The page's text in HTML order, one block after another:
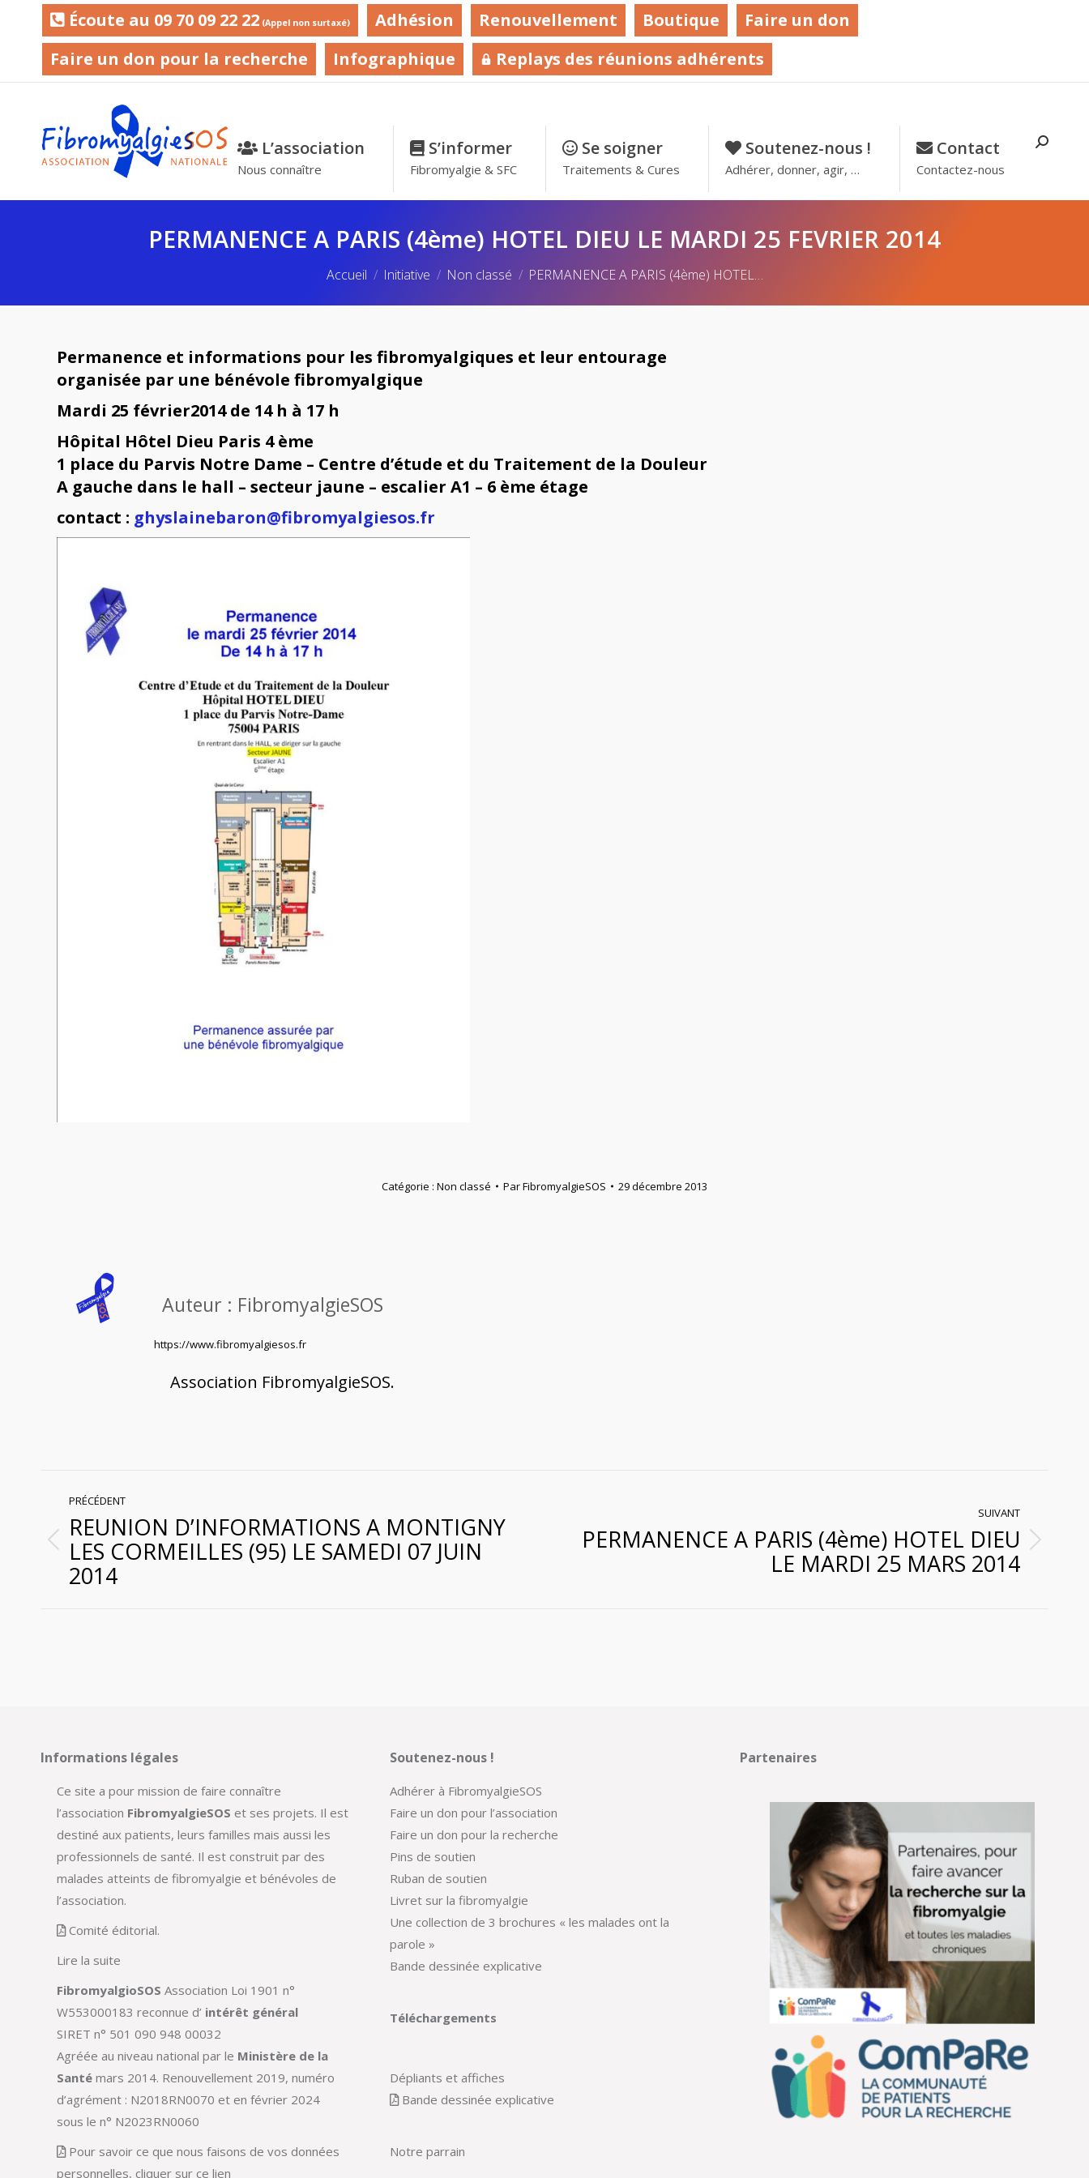
Écoute au 09 70 09 22 22 (Appel non surtaxé) Adhésion Renouvellement Boutique
Faire un don
Faire un don pour la recherche
Infographique Replays des réunions adhérents
L’association
Nous connaître
S’informer–
Fibromyalgie & SFC
Se soigner–
Traitements & Cures
Soutenez-nous !
Adhérer, donner, agir, …
Contact
Contactez-nous
PERMANENCE A PARIS (4ème) HOTEL DIEU LE MARDI 25 FEVRIER 2014
Vous êtes ici :
Accueil Initiative Non classé PERMANENCE A PARIS (4ème) HOTEL…
Permanence et informations pour les fibromyalgiques et leur entourage
organisée par une bénévole fibromyalgique
Mardi 25 février2014 de 14 h à 17 h
Hôpital Hôtel Dieu Paris 4 ème
1 place du Parvis Notre Dame – Centre d’étude et du Traitement de la Douleur
A gauche dans le hall – secteur jaune – escalier A1 – 6 ème étage
contact : ghyslainebaron@fibromyalgiesos.fr
Catégorie : Non classé ParFibromyalgieSOS 29 décembre 2013
Auteur : FibromyalgieSOS
https://www.fibromyalgiesos.fr
Association FibromyalgieSOS.
Navigation
article
PRÉCÉDENT
Article
précédent
REUNION D’INFORMATIONS A MONTIGNY
LES CORMEILLES (95) LE SAMEDI 07 JUIN
2014
SUIVANT
Article
PERMANENCE A PARIS (4ème) HOTEL DIEU
LE MARDI 25 MARS 2014
Informations légales
Ce site a pour mission de faire connaître
l’association FibromyalgieSOS et ses projets. Il est
destiné aux patients, leurs familles mais aussi les
professionnels de santé. Il est construit par des
malades atteints de fibromyalgie et bénévoles de
l’association.
Comité éditorial.
Lire la suite
FibromyalgioSOS Association Loi 1901 n°
W553000183 reconnue d’ intérêt général
SIRET n° 501 090 948 00032
Agréée au niveau national par le Ministère de la
Santé mars 2014. Renouvellement 2019, numéro
d’agrément : N2018RN0070 et en février 2024
sous le n° N2023RN0060
Pour savoir ce que nous faisons de vos données
personnelles, cliquer sur ce lien
Soutenez-nous !
Adhérer à FibromyalgieSOS
Faire un don pour l’association
Faire un don pour la recherche
Pins de soutien
Ruban de soutien
Livret sur la fibromyalgie
Une collection de 3 brochures « les malades ont la
parole »
Bande dessinée explicative
Téléchargements
Dépliants et affiches
Bande dessinée explicative
Notre parrain
Partenaires